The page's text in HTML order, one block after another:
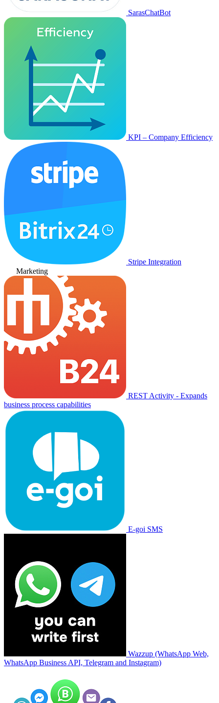
SarasChatBot
KPI – Company Efficiency
Stripe Integration
Marketing
REST Activity - Expands
business process capabilities
E-goi SMS
Wazzup (WhatsApp Web,
WhatsApp Business API, Telegram and Instagram)